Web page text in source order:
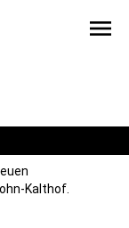
menu
Kalthof.